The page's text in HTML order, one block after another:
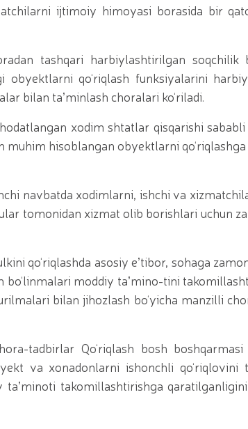
ijtimoiy himoyasi borasida bir
tashqari harbiylashtirilgan soqchilik
qo‘riqlash funksiyalarini
bilan taʼminlash choralari ko‘riladi.
xodim shtatlar qisqarishi
hisoblangan obyektlarni
navbatda xodimlarni, ishchi va
tomonidan xizmat olib borishlari uchun
qo‘riqlashda asosiy eʼtibor, sohaga
bo‘linmalari moddiy taʼmino-tini
bilan jihozlash bo‘yicha manzilli
tadbirlar Qo‘riqlash bosh
va xonadonlarni ishonchli qo‘riqlovini
takomillashtirishga qaratilganligini